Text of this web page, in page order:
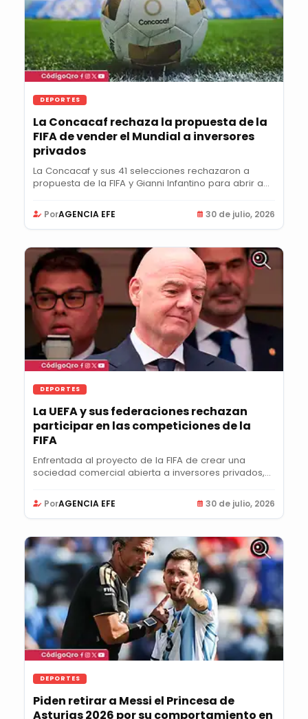
DEPORTES
La Concacaf rechaza la propuesta de la
FIFA de vender el Mundial a inversores
privados
La Concacaf y sus 41 selecciones rechazaron a
propuesta de la FIFA y Gianni Infantino para abrir a...
PorAGENCIA EFE 30 de julio, 2026
DEPORTES
La UEFA y sus federaciones rechazan
participar en las competiciones de la
FIFA
Enfrentada al proyecto de la FIFA de crear una
sociedad comercial abierta a inversores privados,
PorAGENCIA EFE 30 de julio, 2026
DEPORTES
Piden retirar a Messi el Princesa de
Asturias 2026 por su comportamiento en